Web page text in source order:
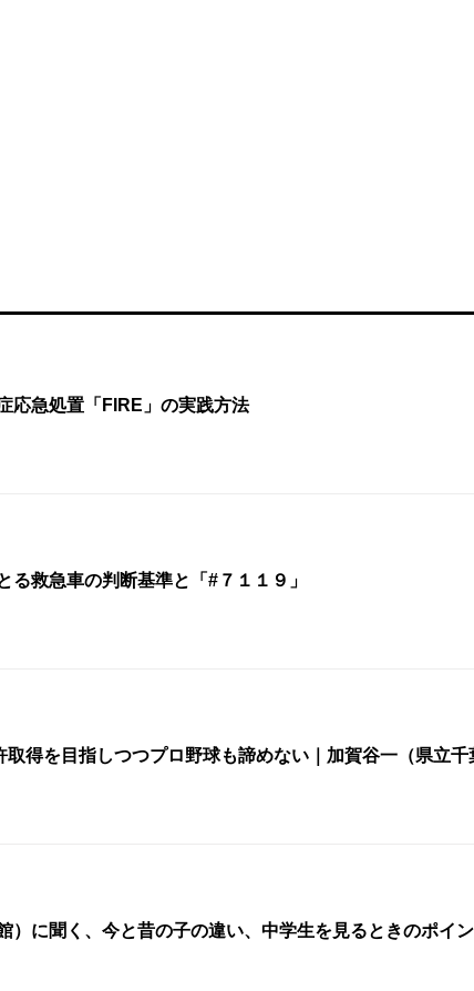
応急処置「FIRE」の実践方法
救急車の判断基準と「#７１１９」
得を目指しつつプロ野球も諦めない｜加賀谷一（県立千
）に聞く、今と昔の子の違い、中学生を見るときのポイ